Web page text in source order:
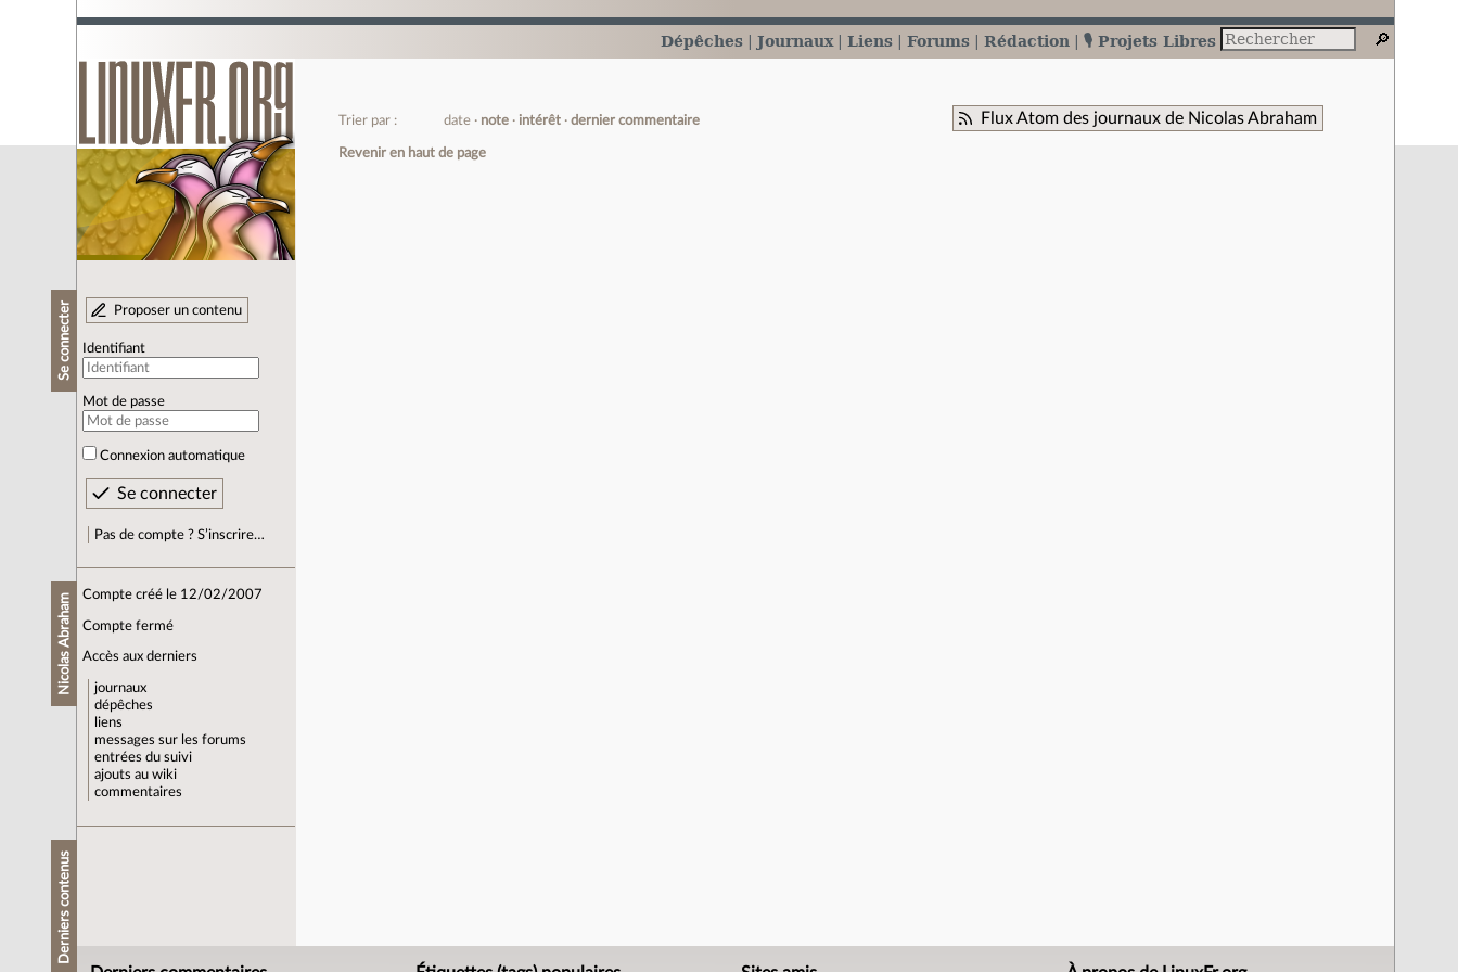
Dépêches Journaux Liens Forums Rédaction 🎙️ Projets Libres
Se connecter Proposer un contenu
Identifiant
Mot de passe
Connexion automatique
Pas de compte ? S’inscrire…
Nicolas Abraham Compte créé le 12/02/2007
Compte fermé
Accès aux derniers
journaux
dépêches
liens
messages sur les forums
entrées du suivi
ajouts au wiki
commentaires
Derniers contenus
Flux Atom des journaux de Nicolas Abraham
Trier par : date note intérêt dernier commentaire
Revenir en haut de page